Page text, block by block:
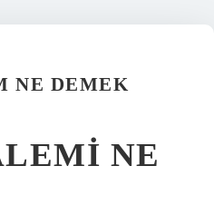
NE DEMEK
NE